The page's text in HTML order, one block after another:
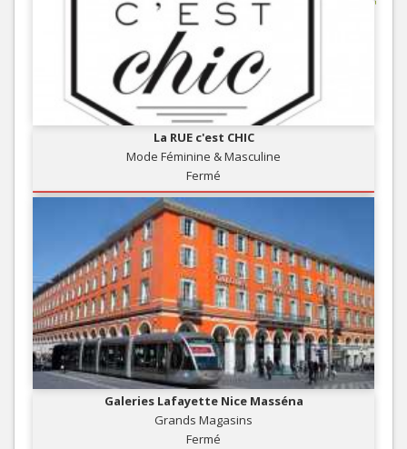
La RUE c'est CHIC
Mode Féminine & Masculine
Fermé
Galeries Lafayette Nice Masséna
Grands Magasins
Fermé